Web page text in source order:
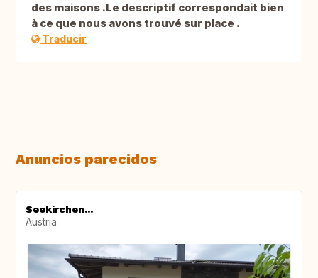
des maisons .Le descriptif correspondait bien
à ce que nous avons trouvé sur place .
Traducir
Anuncios parecidos
Seekirchen...
Austria